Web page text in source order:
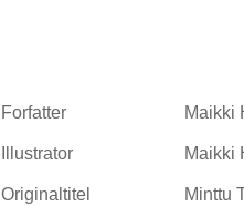
Forfatter Maikki
Illustrator Maikki
Originaltitel Minttu